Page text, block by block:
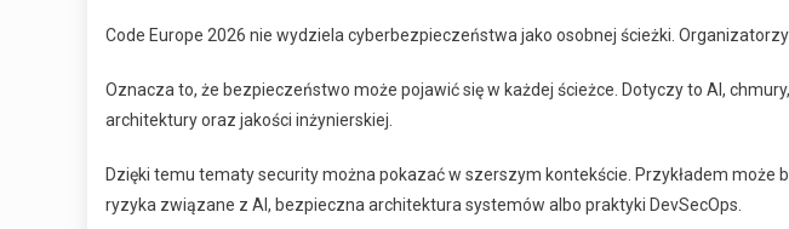
Code Europe 2026 nie wydziela cyberbezpieczeństwa jako osobnej ścieżki.
Oznacza to, że bezpieczeństwo może pojawić się w każdej ścieżce. Dotyczy to AI,
architektury oraz jakości inżynierskiej.
Dzięki temu tematy security można pokazać w szerszym kontekście. Przykładem może
ryzyka związane z AI, bezpieczna architektura systemów albo praktyki DevSecOps.